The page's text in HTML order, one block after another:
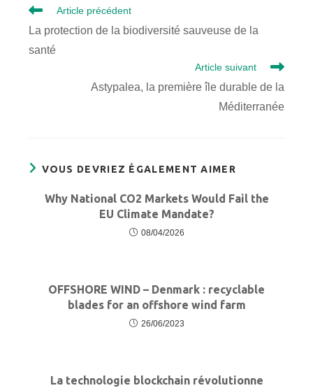
Read
articles
Article précédent
La protection de la biodiversité sauveuse de la
santé
Article suivant
Astypalea, la première île durable de la
Méditerranée
VOUS DEVRIEZ ÉGALEMENT AIMER
Why National CO2​ Markets Would Fail the
EU Climate Mandate?
08/04/2026
OFFSHORE WIND – Denmark : recyclable
blades for an offshore wind farm
26/06/2023
La technologie blockchain révolutionne